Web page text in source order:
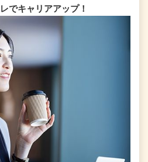
でキャリアアップ！